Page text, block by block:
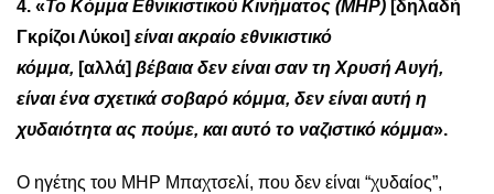
4. «To Κόμμα Εθνικιστικού Κινήματος (MHP) [δηλαδή
Γκρίζοι Λύκοι] είναι ακραίο εθνικιστικό
κόμμα, [αλλά] βέβαια δεν είναι σαν τη Χρυσή Αυγή,
είναι ένα σχετικά σοβαρό κόμμα, δεν είναι αυτή η
χυδαιότητα ας πούμε, και αυτό το ναζιστικό κόμμα».
Ο ηγέτης του MHP Μπαχτσελί, που δεν είναι “χυδαίος”,